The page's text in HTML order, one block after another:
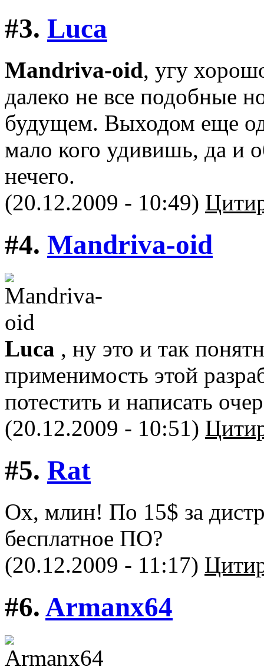
#3. Luca
Mandriva-oid, угу
далеко не все подобные
будущем. Выходом еще
мало кого удивишь, да и
нечего.
(20.12.2009 - 10:49)
#4. Mandriva-oid
Luca , ну это и так
применимость этой
потестить и написать
(20.12.2009 - 10:51)
#5. Rat
Ох, млин! По 15$ за
бесплатное ПО?
(20.12.2009 - 11:17)
#6. Armanx64